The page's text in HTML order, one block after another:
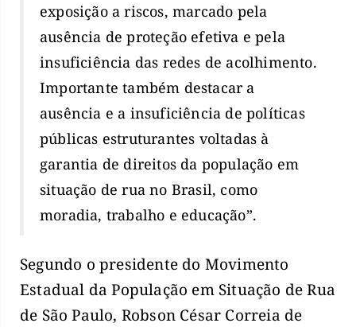
exposição a riscos, marcado pela
ausência de proteção efetiva e pela
insuficiência das redes de acolhimento.
Importante também destacar a
ausência e a insuficiência de políticas
públicas estruturantes voltadas à
garantia de direitos da população em
situação de rua no Brasil, como
moradia, trabalho e educação”.
Segundo o presidente do Movimento
Estadual da População em Situação de Rua
de São Paulo, Robson César Correia de